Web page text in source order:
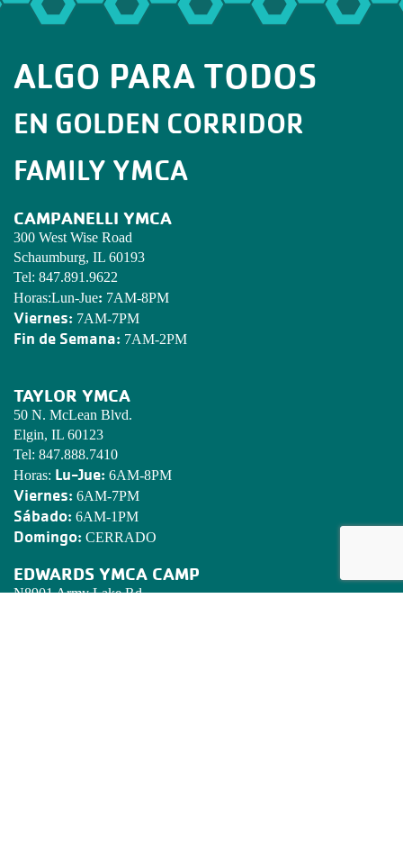
ALGO PARA TODOS
EN GOLDEN CORRIDOR
FAMILY YMCA
CAMPANELLI YMCA
300 West Wise Road
Schaumburg, IL 60193
Tel: 847.891.9622
Horas:Lun-Jue: 7AM-8PM
Viernes: 7AM-7PM
Fin de Semana: 7AM-2PM
TAYLOR YMCA
50 N. McLean Blvd.
Elgin, IL 60123
Tel: 847.888.7410
Horas: Lu-Jue: 6AM-8PM
Viernes: 6AM-7PM
Sábado: 6AM-1PM
Domingo: CERRADO
EDWARDS YMCA CAMP
N8901 Army Lake Rd.